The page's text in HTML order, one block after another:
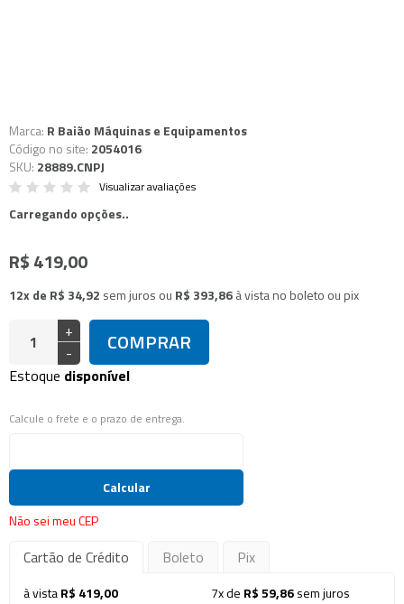
Marca: R Baião Máquinas e Equipamentos
Código no site: 2054016
SKU: 28889.CNPJ
Visualizar avaliações
Carregando opções..
R$ 419,00
12x de R$ 34,92 sem juros ou R$ 393,86à vista no boleto ou pix
+
-
COMPRAR
Estoque disponível
Calcule o frete e o prazo de entrega.
Calcular
Não sei meu CEP
Cartão de Crédito Boleto Pix
à vistaR$ 419,00
7x de R$ 59,86sem juros